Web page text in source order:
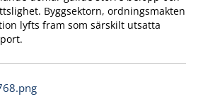
Byggsektorn, ordningsmakten
lyfts fram som särskilt utsatta